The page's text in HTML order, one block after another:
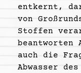
entkernt,
von
Stoffen
beantworten
auch die
Abwasser